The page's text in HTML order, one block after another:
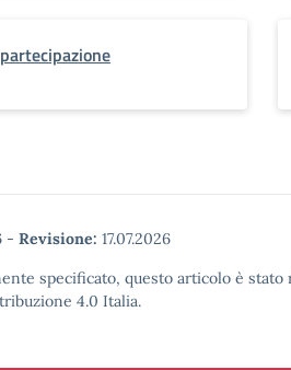
- Revisione: 17.07.2026
specificato, questo articolo è stato
4.0 Italia.